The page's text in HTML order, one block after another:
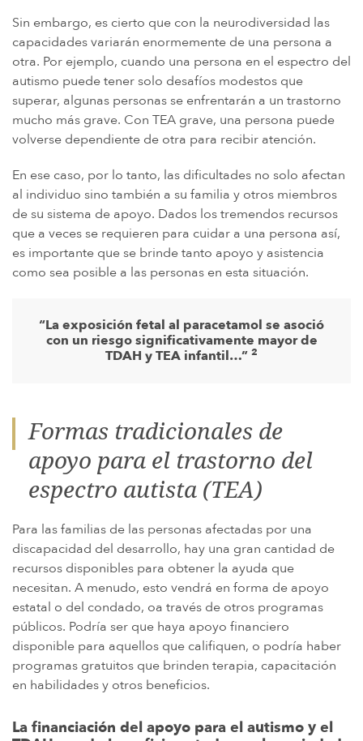
Sin embargo, es cierto que con la neurodiversidad las
capacidades variarán enormemente de una persona a
otra. Por ejemplo, cuando una persona en el espectro del
autismo puede tener solo desafíos modestos que
superar, algunas personas se enfrentarán a un trastorno
mucho más grave. Con TEA grave, una persona puede
volverse dependiente de otra para recibir atención.
En ese caso, por lo tanto, las dificultades no solo afectan
al individuo sino también a su familia y otros miembros
de su sistema de apoyo. Dados los tremendos recursos
que a veces se requieren para cuidar a una persona así,
es importante que se brinde tanto apoyo y asistencia
como sea posible a las personas en esta situación.
“La exposición fetal al paracetamol se asoció
con un riesgo significativamente mayor de
TDAH y TEA infantil…” 2
Formas tradicionales de
apoyo para el trastorno del
espectro autista (TEA)
Para las familias de las personas afectadas por una
discapacidad del desarrollo, hay una gran cantidad de
recursos disponibles para obtener la ayuda que
necesitan. A menudo, esto vendrá en forma de apoyo
estatal o del condado, oa través de otros programas
públicos. Podría ser que haya apoyo financiero
disponible para aquellos que califiquen, o podría haber
programas gratuitos que brinden terapia, capacitación
en habilidades y otros beneficios.
La financiación del apoyo para el autismo y el